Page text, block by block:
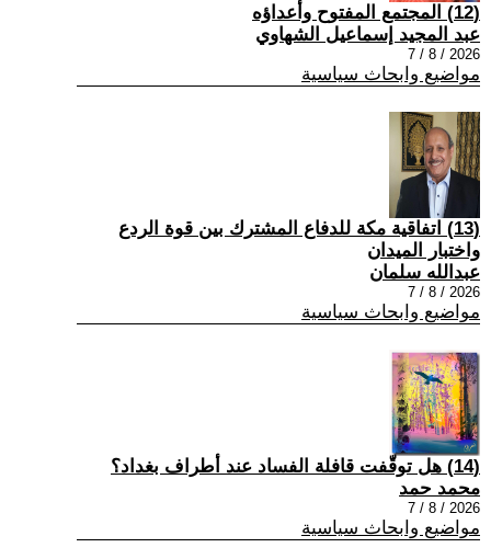
(12) المجتمع المفتوح وأعداؤه
عبد المجيد إسماعيل الشهاوي
2026 / 8 / 7
مواضيع وابحاث سياسية
(13) اتفاقية مكة للدفاع المشترك بين قوة الردع
واختبار الميدان
عبدالله سلمان
2026 / 8 / 7
مواضيع وابحاث سياسية
(14) هل توقّفت قافلة الفساد عند أطراف بغداد؟
محمد حمد
2026 / 8 / 7
مواضيع وابحاث سياسية